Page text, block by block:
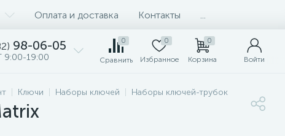
Оплата и доставка Контакты
98-06-05
9:00-19:00
0
Сравнить
0
Избранное
0
Корзина Войти
Ключи Наборы ключей Наборы ключей-трубок